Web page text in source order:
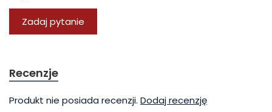
Zadaj pytanie
Recenzje
Produkt nie posiada recenzji. Dodaj recenzję